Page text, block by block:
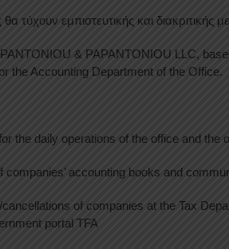
θα τύχουν εμπιστευτικής και διακριτικής
& PAPANTONIOU LLC,
the Accounting Department of the Office.
the daily operations of the office and the
companies’ accounting books and
of companies at the Tax
portal TFA